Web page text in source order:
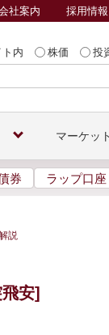
内 株価 投
社案内 採用情報
マーケッ
券 ラップ口座
説
安]